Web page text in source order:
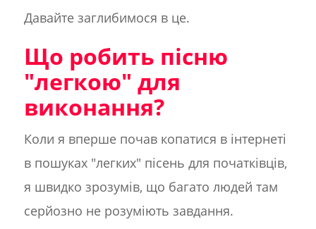
Давайте заглибимося в це.
Що робить пісню
"легкою" для
виконання?
Коли я вперше почав копатися в інтернеті
в пошуках "легких" пісень для початківців,
я швидко зрозумів, що багато людей там
серйозно не розуміють завдання.